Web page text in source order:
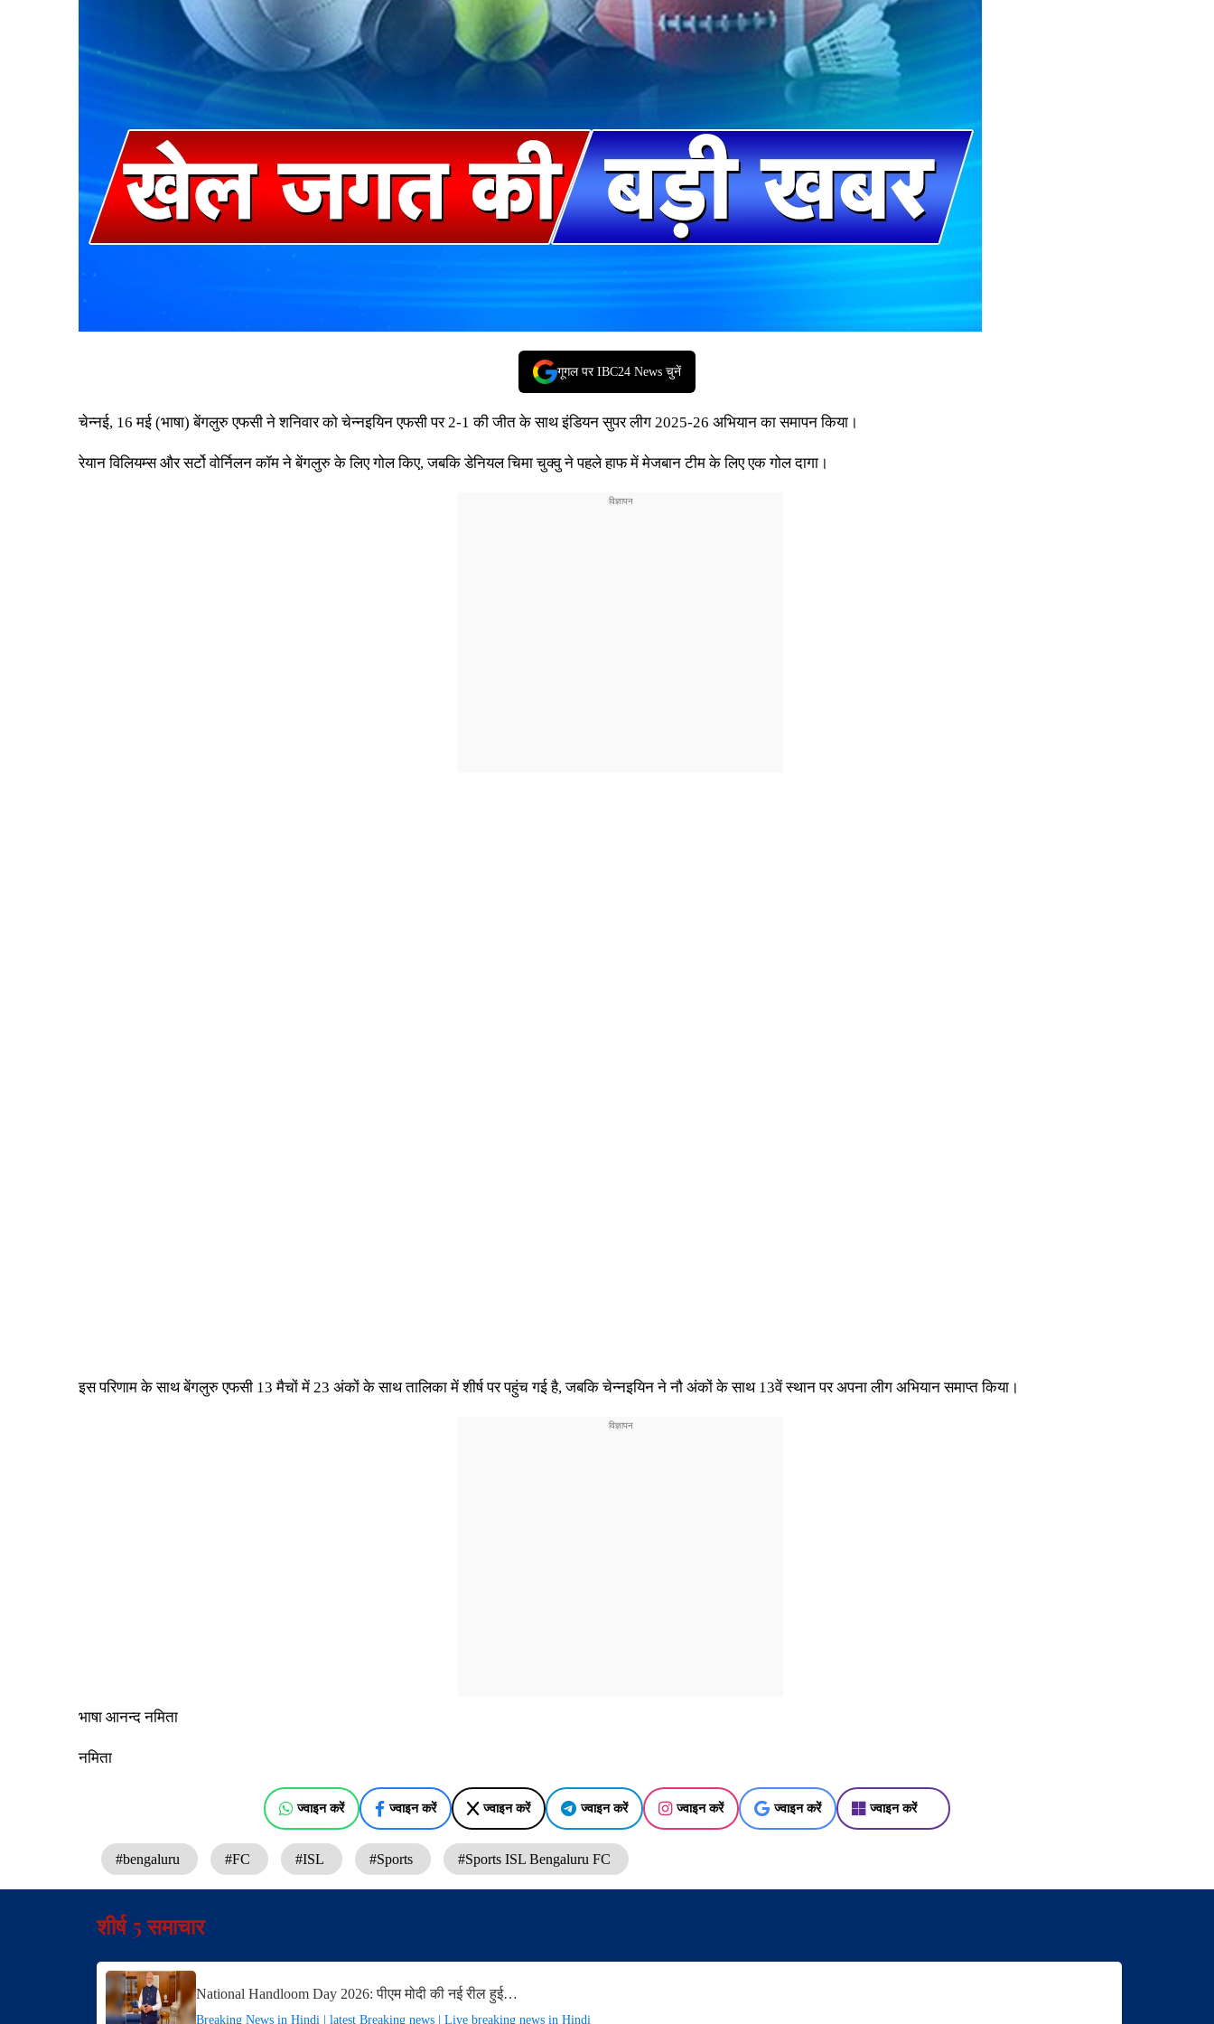
गूगल पर IBC24 News चुनें
चेन्नई, 16 मई (भाषा) बेंगलुरु एफसी ने शनिवार को चेन्नइयिन एफसी पर 2-1 की जीत के साथ इंडियन सुपर लीग 2025-26 अभियान का समापन किया।
रेयान विलियम्स और सर्टो वोर्निलन कॉम ने बेंगलुरु के लिए गोल किए, जबकि डेनियल चिमा चुक्वु ने पहले हाफ में मेजबान टीम के लिए एक गोल दागा।
इस परिणाम के साथ बेंगलुरु एफसी 13 मैचों में 23 अंकों के साथ तालिका में शीर्ष पर पहुंच गई है, जबकि चेन्नइयिन ने नौ अंकों के साथ 13वें स्थान पर अपना लीग अभियान समाप्त किया।
भाषा आनन्द नमिता
नमिता
ज्वाइन करें ज्वाइन करें ज्वाइन करें ज्वाइन करें ज्वाइन करें ज्वाइन करें ज्वाइन करें
#bengaluru #FC #ISL #Sports #Sports ISL Bengaluru FC
शीर्ष 5 समाचार
National Handloom Day 2026: पीएम मोदी की नई रील हुई…
Breaking News in Hindi | latest Breaking news | Live breaking news in Hindi